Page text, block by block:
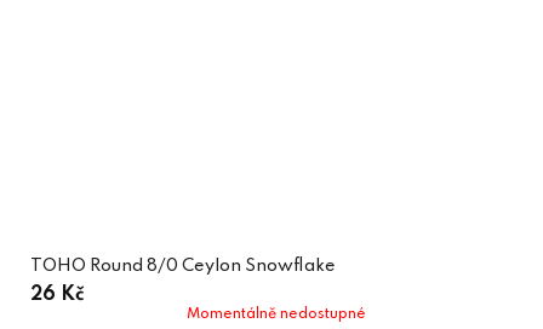
TOHO Round 8/0 Ceylon Snowflake
26 Kč
Momentálně nedostupné